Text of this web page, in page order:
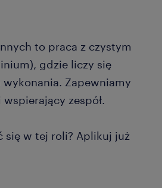
to praca z czystym
gdzie liczy się
Zapewniamy
zespół.
się w tej roli? Aplikuj już